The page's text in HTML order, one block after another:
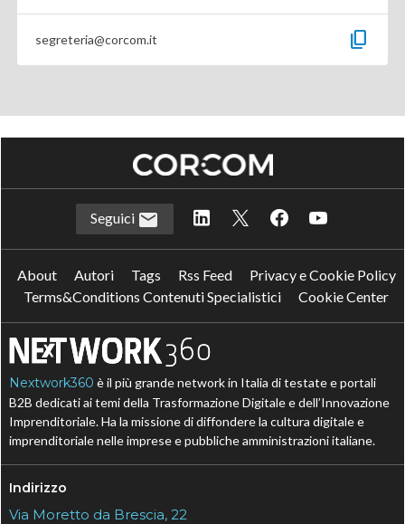
segreteria@corcom.it content_copy
Seguici
About Autori Tags Rss Feed
Privacy e Cookie Policy
Terms&Conditions Contenuti Specialistici
Cookie Center
Nextwork360 è il più grande network in Italia di testate e portali
B2B dedicati ai temi della Trasformazione Digitale e dell’Innovazione
Imprenditoriale. Ha la missione di diffondere la cultura digitale e
imprenditoriale nelle imprese e pubbliche amministrazioni italiane.
Indirizzo
Via Moretto da Brescia, 22